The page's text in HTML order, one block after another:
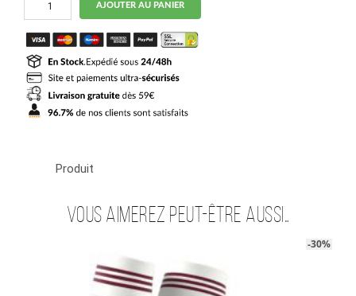
Short
Arsenal
Third
2025
2026
AJOUTER AU PANIER
Produit
Vous aimerez peut-être aussi…
-30%